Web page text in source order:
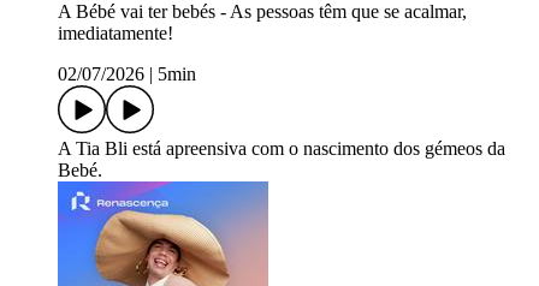
A Bébé vai ter bebés - As pessoas têm que se acalmar,
imediatamente!
02/07/2026
5min
A Tia Bli está apreensiva com o nascimento dos gémeos da
Bebé.